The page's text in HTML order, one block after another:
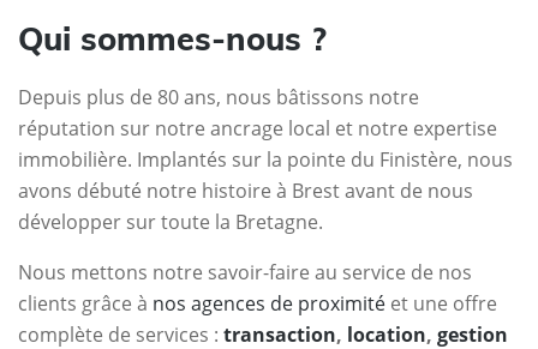
Qui sommes-nous ?
Depuis plus de 80 ans, nous bâtissons notre
réputation sur notre ancrage local et notre expertise
immobilière. Implantés sur la pointe du Finistère, nous
avons débuté notre histoire à Brest avant de nous
développer sur toute la Bretagne.
Nous mettons notre savoir-faire au service de nos
clients grâce à nos agences de proximité et une offre
complète de services : transaction, location, gestion